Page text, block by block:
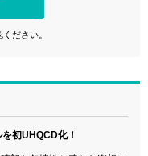
ださい。
初UHQCD化！